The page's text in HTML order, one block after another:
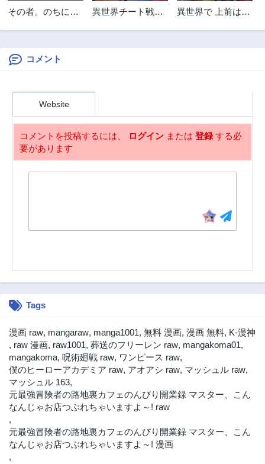
その者。のちに…
異世界チート戦士
異世界で 上前はね
ふわ人材派遣生活
コメント
Website
コメントを投稿するには、 ログイン または 登録する必
要があります
Tags
漫画 raw, mangaraw, manga1001, 無料 漫画, 漫画 無料, K-漫神
, raw 漫画, raw1001, 葬送のフリーレン raw, mangakoma01,
mangakoma, 呪術廻戦 raw, ワンピース raw,
僕のヒーローアカデミア raw, アオアシ raw, マッシュル raw,
マッシュル 163,
元最強冒険者の路地裏カフェのんびり開業録 マスター、こん
なんじゃお店つぶれちゃいますよ～! raw
,
元最強冒険者の路地裏カフェのんびり開業録 マスター、こん
なんじゃお店つぶれちゃいますよ～! 漫画
,